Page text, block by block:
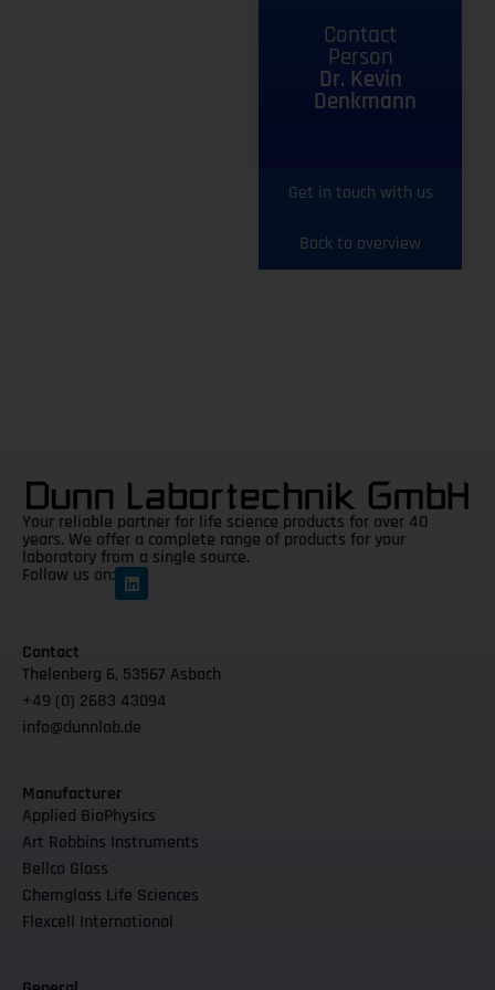
Contact
Person
Dr. Kevin
Denkmann
Get in touch with us
Back to overview
Your reliable partner for life science products for over 40
years. We offer a complete range of products for your
laboratory from a single source.
Follow us on:
Contact
Thelenberg 6, 53567 Asbach
+49 (0) 2683 43094
info@dunnlab.de
Manufacturer
Applied BioPhysics
Art Robbins Instruments
Bellco Glass
Chemglass Life Sciences
Flexcell International